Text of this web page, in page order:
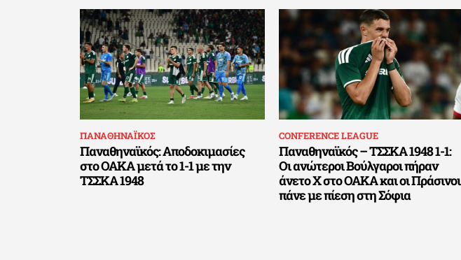
ΠΑΝΑΘΗΝΑΪΚΟΣ
Παναθηναϊκός: Αποδοκιμασίες
στο ΟΑΚΑ μετά το 1-1 με την
ΤΣΣΚΑ 1948
CONFERENCE LEAGUE
Παναθηναϊκός – ΤΣΣΚΑ 1948 1-1:
Οι ανώτεροι Βούλγαροι πήραν
άνετο Χ στο ΟΑΚΑ και οι Πράσινοι
πάνε με πίεση στη Σόφια